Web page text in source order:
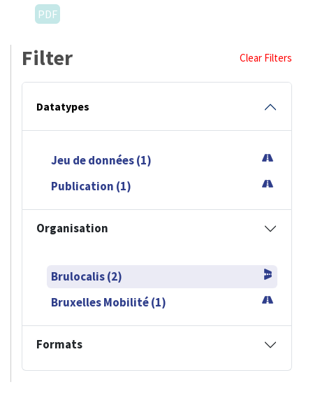
PDF
Filter Clear Filters
Datatypes
Jeu de données (1)
Publication (1)
Organisation
Brulocalis (2)
Bruxelles Mobilité (1)
Formats